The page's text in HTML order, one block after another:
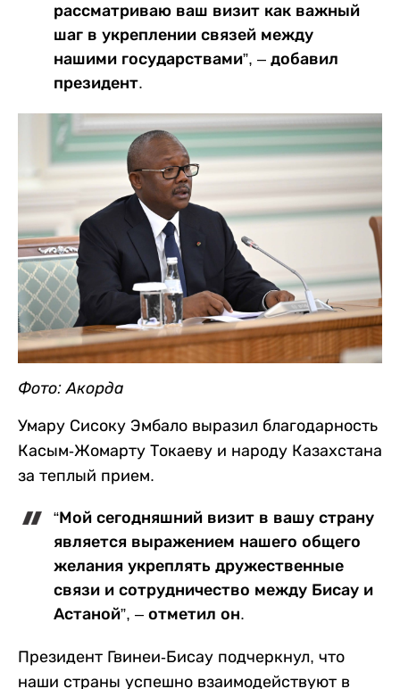
рассматриваю ваш визит как важный
шаг в укреплении связей между
нашими государствами”, – добавил
президент.
Фото: Акорда
Умару Сисоку Эмбало выразил благодарность
Касым-Жомарту Токаеву и народу Казахстана
за теплый прием.
“Мой сегодняшний визит в вашу страну
является выражением нашего общего
желания укреплять дружественные
связи и сотрудничество между Бисау и
Астаной”, – отметил он.
Президент Гвинеи-Бисау подчеркнул, что
наши страны успешно взаимодействуют в